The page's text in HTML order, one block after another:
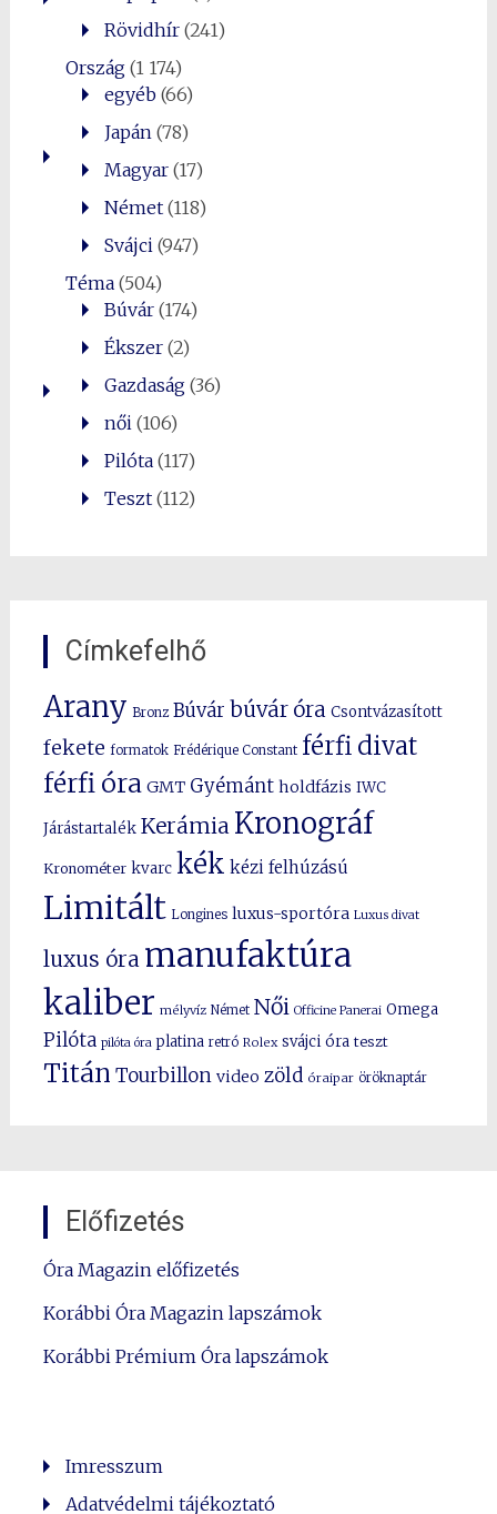
Rövidhír(241)
Ország(1 174)
egyéb(66)
Japán(78)
Magyar(17)
Német(118)
Svájci(947)
Téma(504)
Búvár(174)
Ékszer(2)
Gazdaság(36)
női(106)
Pilóta(117)
Teszt(112)
Címkefelhő
Arany Bronz Búvár búvár óra Csontvázasított
fekete formatok Frédérique Constant férfi divat
férfi óra GMT Gyémánt holdfázis IWC
Járástartalék Kerámia Kronográf
Kronométer kvarc kék kézi felhúzású
Limitált Longines luxus-sportóra Luxus divat
luxus óra manufaktúra
kaliber mélyvíz Német Női Officine Panerai Omega
Pilóta pilóta óra platina retró Rolex svájci óra teszt
Titán Tourbillon video zöld óraipar öröknaptár
Előfizetés
Óra Magazin előfizetés
Korábbi Óra Magazin lapszámok
Korábbi Prémium Óra lapszámok
Imresszum
Adatvédelmi tájékoztató